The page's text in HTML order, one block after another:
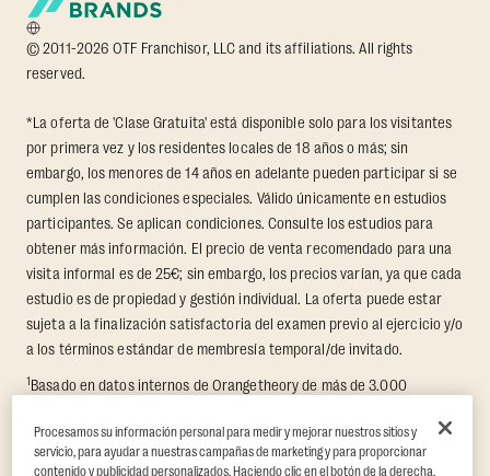
© 2011-2026 OTF Franchisor, LLC and its affiliations. All rights
reserved.
*La oferta de 'Clase Gratuita' está disponible solo para los visitantes
por primera vez y los residentes locales de 18 años o más; sin
embargo, los menores de 14 años en adelante pueden participar si se
cumplen las condiciones especiales. Válido únicamente en estudios
participantes. Se aplican condiciones. Consulte los estudios para
obtener más información. El precio de venta recomendado para una
visita informal es de 25€; sin embargo, los precios varían, ya que cada
estudio es de propiedad y gestión individual. La oferta puede estar
sujeta a la finalización satisfactoria del examen previo al ejercicio y/o
a los términos estándar de membresía temporal/de invitado.
1Basado en datos internos de Orangetheory de más de 3.000
semanas, en el que se midió la pérdida promedio de grasa y el
aumento de masa muscular sin grasa. Respaldado por hallazgos de
Procesamos su información personal para medir y mejorar nuestros sitios y
servicio, para ayudar a nuestras campañas de marketing y para proporcionar
contenido y publicidad personalizados. Haciendo clic en el botón de la derecha,